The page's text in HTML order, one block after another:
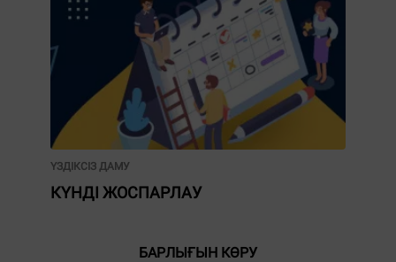
ҮЗДІКСІЗ ДАМУ
КҮНДІ ЖОСПАРЛАУ
БАРЛЫҒЫН КӨРУ